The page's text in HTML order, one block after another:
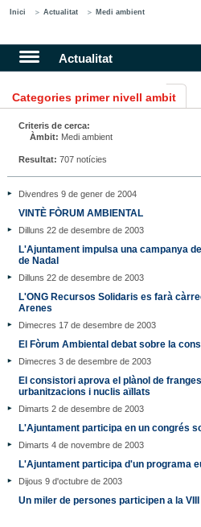
Inici Actualitat Medi ambient
Actualitat
Categories primer nivell ambit
Criteris de cerca:
Àmbit: Medi ambient
Resultat: 707 notícies
Divendres 9 de gener de 2004
VINTÈ FÒRUM AMBIENTAL
Dilluns 22 de desembre de 2003
L'Ajuntament impulsa una campanya
de Nadal
Dilluns 22 de desembre de 2003
L'ONG Recursos Solidaris es farà
Arenes
Dimecres 17 de desembre de 2003
El Fòrum Ambiental debat sobre la
Dimecres 3 de desembre de 2003
El consistori aprova el plànol de
urbanitzacions i nuclis aïllats
Dimarts 2 de desembre de 2003
L'Ajuntament participa en un congrés
Dimarts 4 de novembre de 2003
L'Ajuntament participa d'un programa
Dijous 9 d'octubre de 2003
Un miler de persones participen a la